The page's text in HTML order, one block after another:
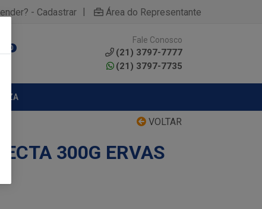
- Cadastrar | Área do Representante
0
Fale Conosco
(21) 3797-7777
(21) 3797-7735
VOLTAR
300G ERVAS